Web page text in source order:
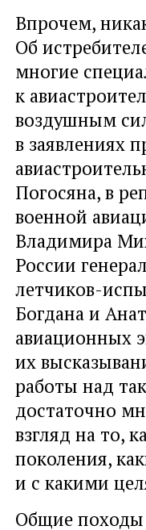
Впрочем,
Об
многие
к
воздушным
в заявлениях
Погосяна, в
военной
Владимира
России
летчиков-
Богдана и
авиационных
их
работы над
достаточно
взгляд на то,
поколения,
и с какими
Общие походы